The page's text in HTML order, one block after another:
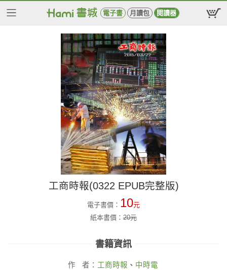
電子書 月讀包 閱讀器
工商時報(0322 EPUB完整版)
電子書價： 10元
紙本書價： 20元
書籍資訊
作 者： 工商時報 、 中時電